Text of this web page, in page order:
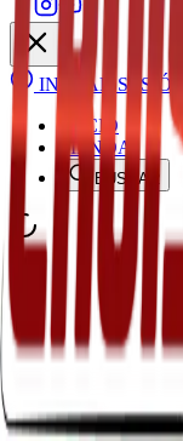
INICIAR SESIÓN
INICIO
TIENDA
BUSCAR